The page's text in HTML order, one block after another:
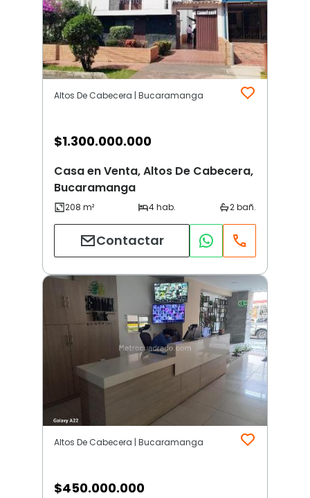
Altos De Cabecera | Bucaramanga
$1.300.000.000
Casa en Venta, Altos De Cabecera,
Bucaramanga
Contactar
Altos De Cabecera | Bucaramanga
$450.000.000